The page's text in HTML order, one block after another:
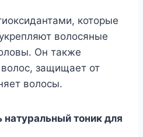
которые
волосяные
Он также
защищает от
волосы.
натуральный тоник для